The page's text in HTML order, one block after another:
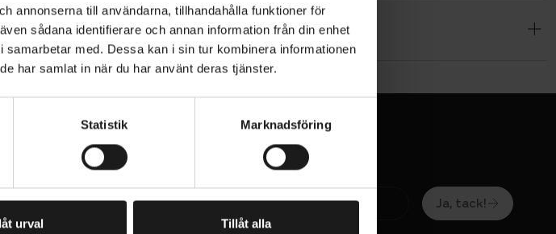
annonserna till användarna, tillhandahålla funktioner för
sådana identifierare och annan information från din enhet
med. Dessa kan i sin tur kombinera informationen
har samlat in när du har använt deras tjänster.
Statistik Marknadsföring
urval Tillåt alla
DeLight som saknar runda hörn på
Ja, tack!